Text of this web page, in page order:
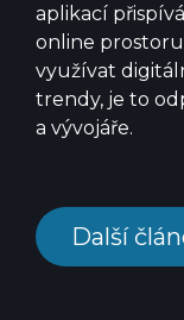
aplikací
online
využívat
trendy, je to
a vývojáře.
Další